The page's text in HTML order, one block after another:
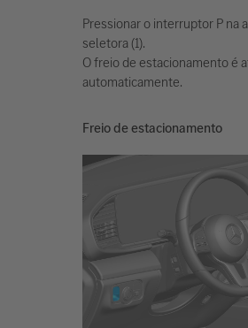
Pressionar o interruptor P na
seletora (1).
O freio de estacionamento é
automaticamente.
Freio de estacionamento